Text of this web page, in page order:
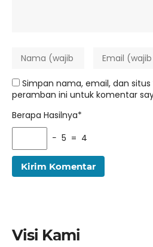
Simpan nama, email, dan
peramban ini untuk komentar
Berapa Hasilnya*
− 5 = 4
Visi Kami